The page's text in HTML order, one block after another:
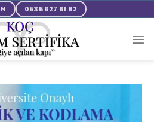
0535 627 61 82